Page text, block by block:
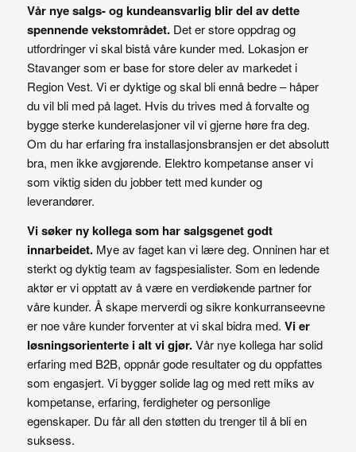
Vår nye salgs- og kundeansvarlig blir del av dette
spennende vekstområdet.Det er store oppdrag og
utfordringer vi skal bistå våre kunder med. Lokasjon er
Stavanger som er base for store deler av markedet i
Region Vest. Vi er dyktige og skal bli ennå bedre – håper
du vil bli med på laget. Hvis du trives med å forvalte og
bygge sterke kunderelasjoner vil vi gjerne høre fra deg.
Om du har erfaring fra installasjonsbransjen er det absolutt
bra, men ikke avgjørende. Elektro kompetanse anser vi
som viktig siden du jobber tett med kunder og
leverandører.
Vi søker ny kollega som har salgsgenet godt
innarbeidet.Mye av faget kan vi lære deg. Onninen har et
sterkt og dyktig team av fagspesialister. Som en ledende
aktør er vi opptatt av å være en verdiøkende partner for
våre kunder. Å skape merverdi og sikre konkurranseevne
er noe våre kunder forventer at vi skal bidra med. Vi er
løsningsorienterte i alt vi gjør.Vår nye kollega har solid
erfaring med B2B, oppnår gode resultater og du oppfattes
som engasjert. Vi bygger solide lag og med rett miks av
kompetanse, erfaring, ferdigheter og personlige
egenskaper. Du får all den støtten du trenger til å bli en
suksess.